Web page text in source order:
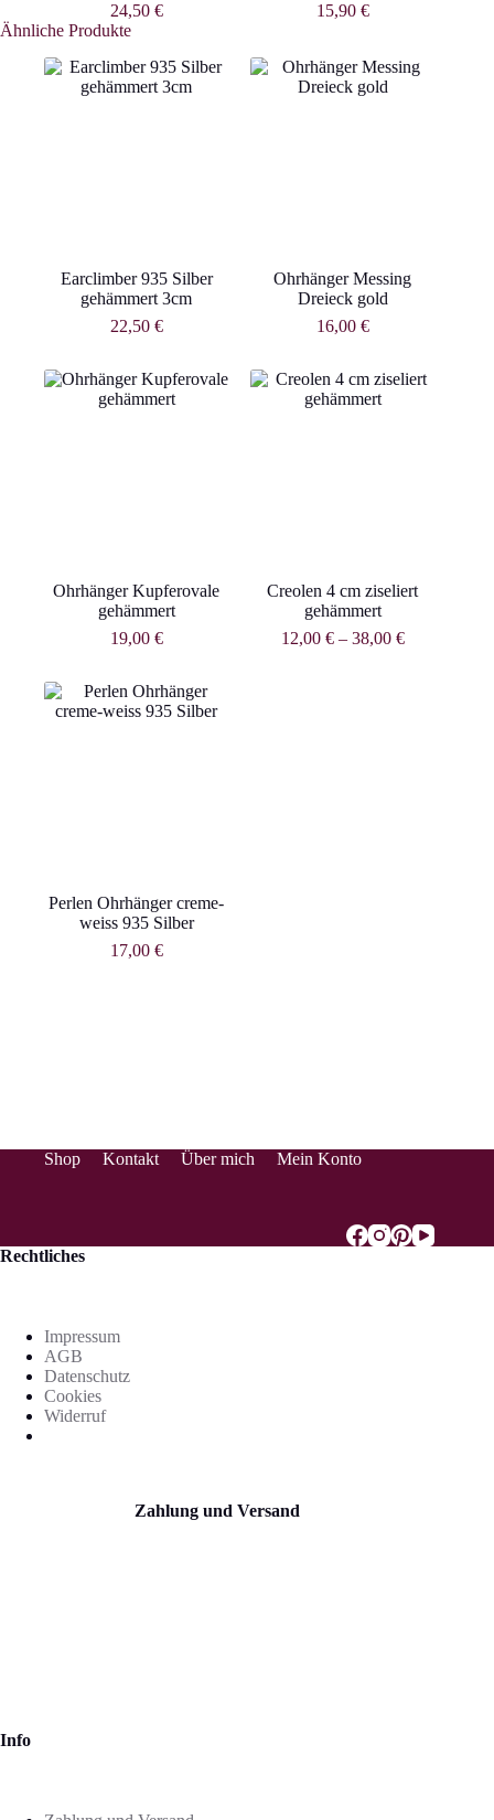
24,50 €
15,90 €
Ähnliche Produkte
Earclimber 935 Silber
gehämmert 3cm
22,50 €
Ohrhänger Messing
Dreieck gold
16,00 €
Ohrhänger Kupferovale
gehämmert
19,00 €
Creolen 4 cm ziseliert
gehämmert
12,00 €– 38,00 €
Perlen Ohrhänger creme-
weiss 935 Silber
17,00 €
Shop Kontakt Über mich Mein Konto
Rechtliches
Impressum
AGB
Datenschutz
Cookies
Widerruf
Zahlung und Versand
Info